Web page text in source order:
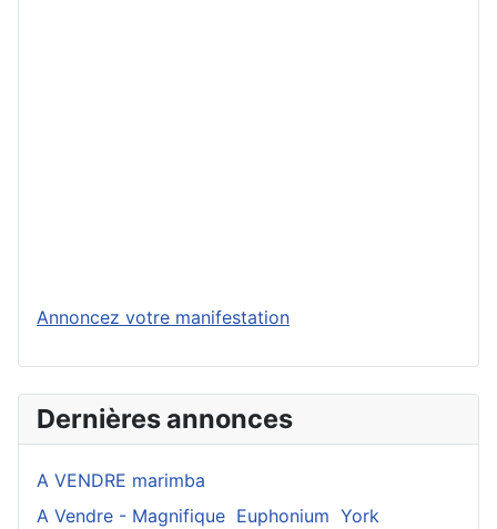
Annoncez votre manifestation
Dernières annonces
A VENDRE marimba
A Vendre - Magnifique Euphonium York